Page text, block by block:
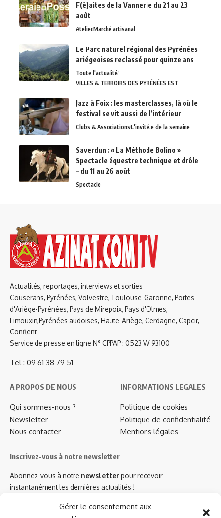
Gérer le consentement aux
F(ê)aites de la Vannerie du 21 au 23
août
AtelierMarché artisanal
Le Parc naturel régional des Pyrénées
ariégeoises reclassé pour quinze ans
Toute l'actualité
VILLES & TERROIRS DES PYRÉNÉES EST
Jazz à Foix : les masterclasses, là où le
festival se vit aussi de l’intérieur
Clubs & AssociationsL'invité.e de la semaine
Saverdun : « La Méthode Bolino »
Spectacle équestre technique et drôle
– du 11 au 26 août
Spectacle
Actualités, reportages, interviews et sorties
Couserans, Pyrénées, Volvestre, Toulouse-Garonne, Portes
d'Ariège-Pyrénées, Pays de Mirepoix, Pays d'Olmes,
Limouxin,Pyrénées audoises, Haute-Ariège, Cerdagne, Capcir,
Conflent
Service de presse en ligne N° CPPAP : 0523 W 93100
Tel : 09 61 38 79 51
A PROPOS DE NOUS
Qui sommes-nous ?
Newsletter
Nous contacter
INFORMATIONS LEGALES
Politique de cookies
Politique de confidentialité
Mentions légales
Inscrivez-vous à notre newsletter
Abonnez-vous à notre newsletterpour recevoir
instantanément les dernières actualités !